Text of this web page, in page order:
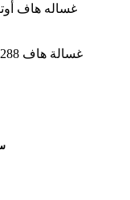
غساله هاف